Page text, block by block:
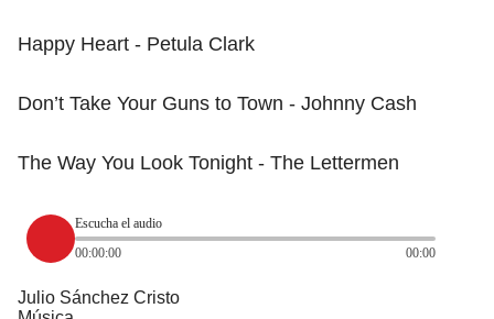
Happy Heart - Petula Clark
Don’t Take Your Guns to Town - Johnny Cash
The Way You Look Tonight - The Lettermen
Escucha el audio
00:00:00
00:00
Julio Sánchez Cristo